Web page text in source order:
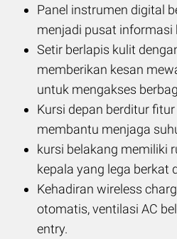
Panel instrumen digital
menjadi pusat informasi
Setir berlapis kulit
memberikan kesan
untuk mengakses
Kursi depan berditur
membantu menjaga
kursi belakang memiliki
kepala yang lega berkat
Kehadiran wireless
otomatis, ventilasi AC
entry.